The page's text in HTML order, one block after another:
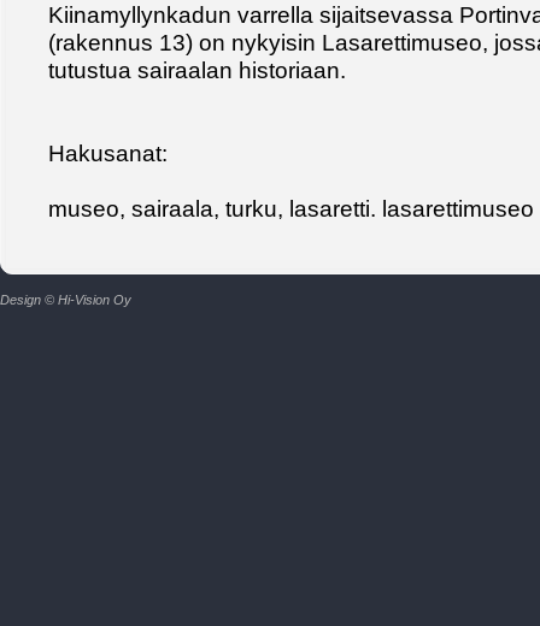
Kiinamyllynkadun varrella sijaitsevassa
(rakennus 13) on nykyisin Lasarettimuseo,
tutustua sairaalan historiaan.
Hakusanat:
museo, sairaala, turku, lasaretti. lasarettimuseo
Design © Hi-Vision Oy